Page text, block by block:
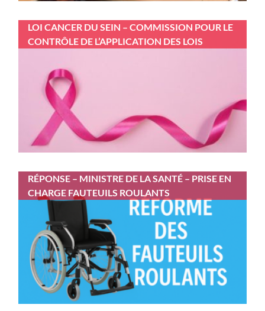
LOI CANCER DU SEIN – COMMISSION POUR LE
CONTRÔLE DE L’APPLICATION DES LOIS
RÉPONSE – MINISTRE DE LA SANTÉ – PRISE EN
CHARGE FAUTEUILS ROULANTS